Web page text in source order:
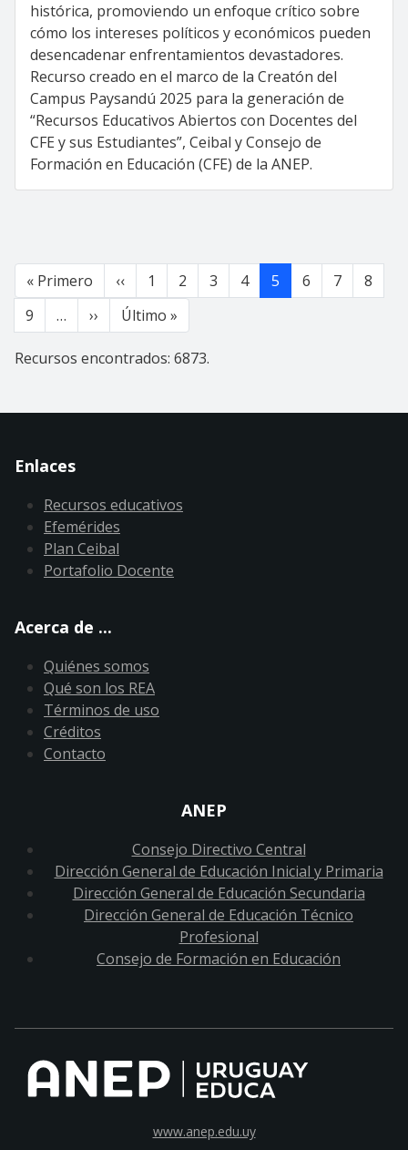
histórica, promoviendo un enfoque crítico sobre
cómo los intereses políticos y económicos pueden
desencadenar enfrentamientos devastadores.
Recurso creado en el marco de la Creatón del
Campus Paysandú 2025 para la generación de
“Recursos Educativos Abiertos con Docentes del
CFE y sus Estudiantes”, Ceibal y Consejo de
Formación en Educación (CFE) de la ANEP.
Paginación
« Primero Primera página
‹‹Página anterior
1 2 3 4 5 6 7
8
9
… ›› Siguiente página
Último »
Recursos encontrados: 6873.
Enlaces
Recursos educativos
Efemérides
Plan Ceibal
Portafolio Docente
Acerca de ...
Quiénes somos
Qué son los REA
Términos de uso
Créditos
Contacto
ANEP
Consejo Directivo Central
Dirección General de Educación Inicial y Primaria
Dirección General de Educación Secundaria
Dirección General de Educación Técnico
Profesional
Consejo de Formación en Educación
www.anep.edu.uy